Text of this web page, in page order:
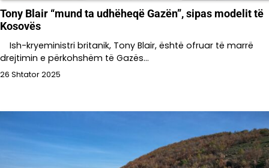
Tony Blair “mund ta udhëheqë Gazën”, sipas modelit të
Kosovës
Ish-kryeministri britanik, Tony Blair, është ofruar të marrë
drejtimin e përkohshëm të Gazës…
26 Shtator 2025